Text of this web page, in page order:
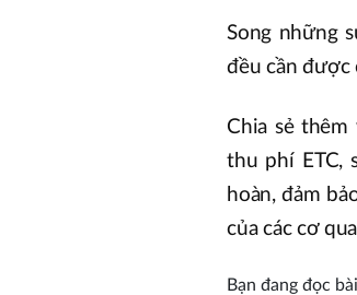
Song những
đều cần được
Chia sẻ
thu phí ETC,
hoàn, đảm
của các cơ
Bạn đang đọc